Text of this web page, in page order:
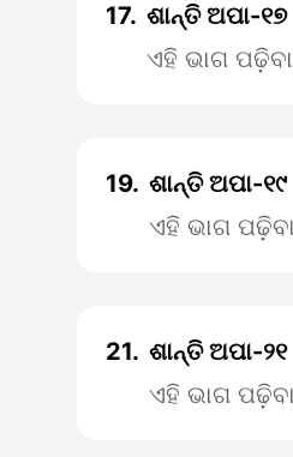
17. ଶାନ୍ତି ଅପା-୧୭
ଏହି ଭାଗ
19. ଶାନ୍ତି ଅପା-୧୯
ଏହି ଭାଗ
21. ଶାନ୍ତି ଅପା-୨୧
ଏହି ଭାଗ